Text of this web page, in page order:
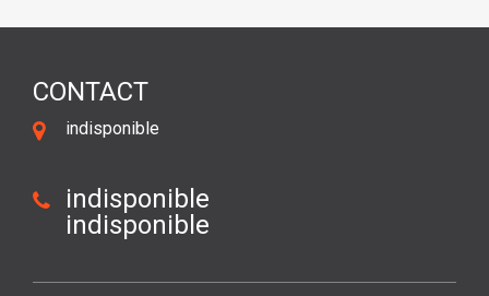
CONTACT
indisponible
indisponible
indisponible